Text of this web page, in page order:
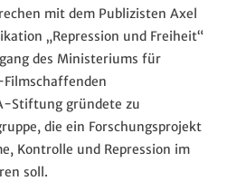
mit dem Publizisten Axel
„Repression und Freiheit“
des Ministeriums für
Stiftung gründete zu
die ein Forschungsprojekt
Kontrolle und Repression im
soll.